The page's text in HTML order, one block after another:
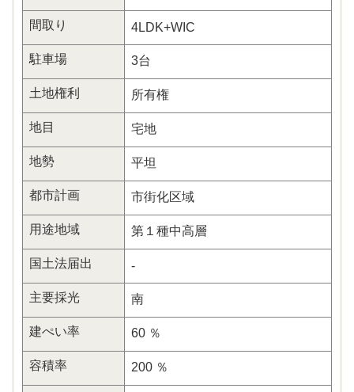
間取り 4LDK+WIC
駐車場 3台
土地権利 所有権
地目 宅地
地勢 平坦
都市計画 市街化区域
用途地域 第１種中高層
国土法届出 -
主要採光 南
建ぺい率 60 ％
容積率 200 ％